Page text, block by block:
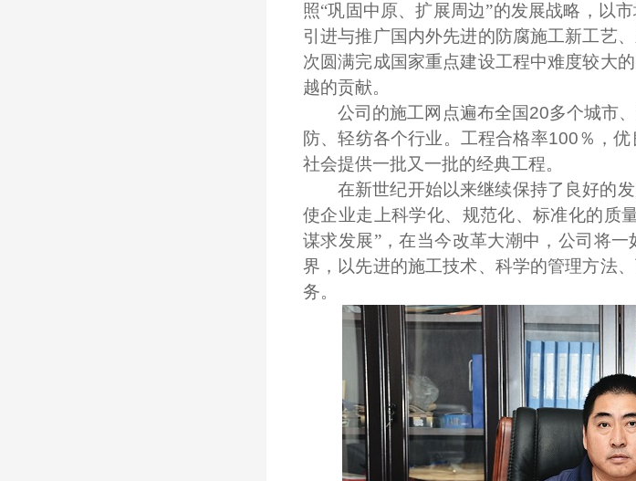
照“巩固中原、扩展周边”的发展战略，以
引进与推广国内外先进的防腐施工新工艺
次圆满完成国家重点建设工程中难度较大
越的贡献。
公司的施工网点遍布全国20多个城市
防、轻纺各个行业。工程合格率100％，优
社会提供一批又一批的经典工程。
在新世纪开始以来继续保持了良好的
使企业走上科学化、规范化、标准化的质
谋求发展”，在当今改革大潮中，公司将
界，以先进的施工技术、科学的管理方法
务。